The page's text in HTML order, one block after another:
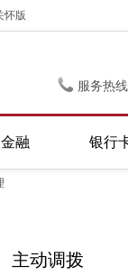
怀版
服务热
融 银行
主动调拨